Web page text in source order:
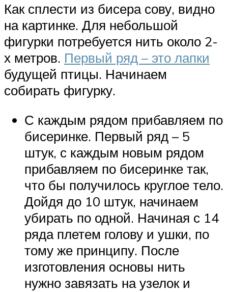
Как сплести из бисера сову, видно
на картинке. Для небольшой
фигурки потребуется нить около 2-
х метров. Первый ряд – это лапки
будущей птицы. Начинаем
собирать фигурку.
С каждым рядом прибавляем по
бисеринке. Первый ряд – 5
штук, с каждым новым рядом
прибавляем по бисеринке так,
что бы получилось круглое тело.
Дойдя до 10 штук, начинаем
убирать по одной. Начиная с 14
ряда плетем голову и ушки, по
тому же принципу. После
изготовления основы нить
нужно завязать на узелок и